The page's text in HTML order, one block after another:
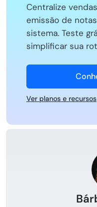
Centralize
emissão de
sistema. Teste
simplificar sua
Ver planos e recursos